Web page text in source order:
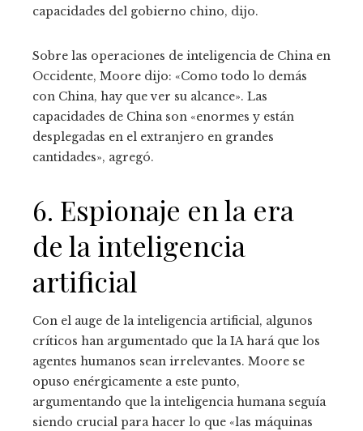
capacidades del gobierno chino, dijo.
Sobre las operaciones de inteligencia de China en
Occidente, Moore dijo: «Como todo lo demás
con China, hay que ver su alcance». Las
capacidades de China son «enormes y están
desplegadas en el extranjero en grandes
cantidades», agregó.
6. Espionaje en la era
de la inteligencia
artificial
Con el auge de la inteligencia artificial, algunos
críticos han argumentado que la IA hará que los
agentes humanos sean irrelevantes. Moore se
opuso enérgicamente a este punto,
argumentando que la inteligencia humana seguía
siendo crucial para hacer lo que «las máquinas